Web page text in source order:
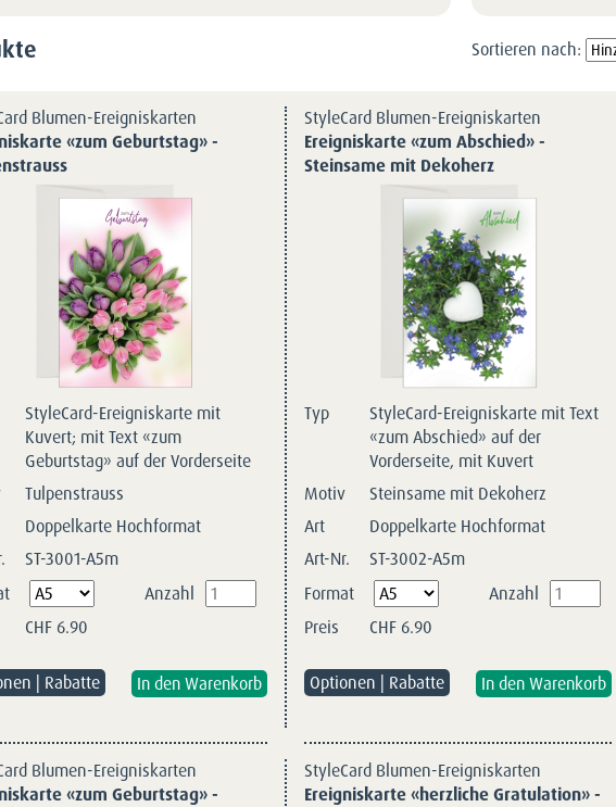
Sortieren nach:
Blumen-Ereigniskarten
«zum Geburtstag» -
StyleCard-Ereigniskarte mit
Kuvert; mit Text «zum
Geburtstag» auf der Vorderseite
Tulpenstrauss
Doppelkarte Hochformat
ST-3001-A5m
Anzahl
CHF6.90
| Rabatte
StyleCard Blumen-Ereigniskarten
Ereigniskarte «zum Abschied» -
Steinsame mit Dekoherz
Typ
StyleCard-Ereigniskarte mit Text
«zum Abschied» auf der
Vorderseite, mit Kuvert
Motiv
Steinsame mit Dekoherz
Art
Doppelkarte Hochformat
Art-Nr.
ST-3002-A5m
Pflichtfeld
Format
Anzahl
Preis
CHF6.90
Optionen | Rabatte
Blumen-Ereigniskarten
«zum Geburtstag» -
StyleCard Blumen-Ereigniskarten
Ereigniskarte «herzliche Gratulation» -